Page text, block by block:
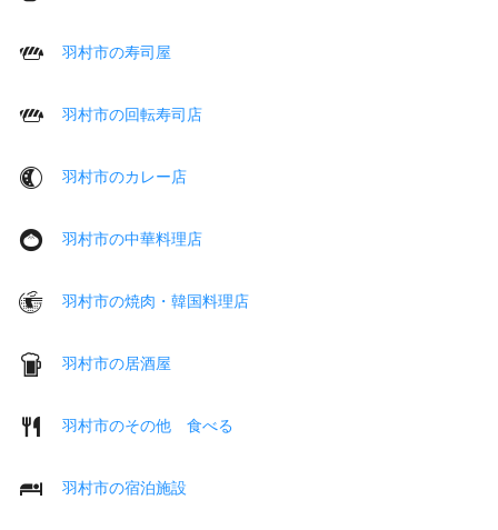
羽村市の寿司屋
羽村市の回転寿司店
羽村市のカレー店
羽村市の中華料理店
羽村市の焼肉・韓国料理店
羽村市の居酒屋
羽村市のその他 食べる
羽村市の宿泊施設